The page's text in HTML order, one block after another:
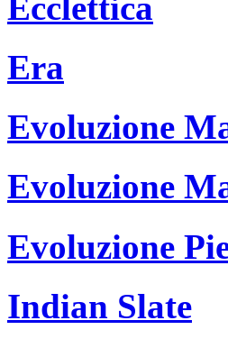
Era
Evoluzione
Evoluzione
Evoluzione
Indian Slate